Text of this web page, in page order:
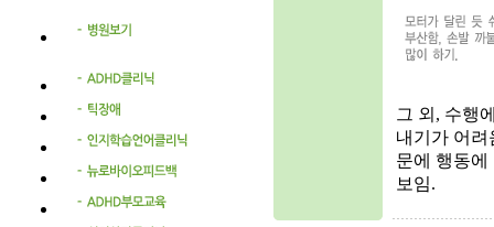
그 외, 수행
내기가 어려
문에 행동
보임.